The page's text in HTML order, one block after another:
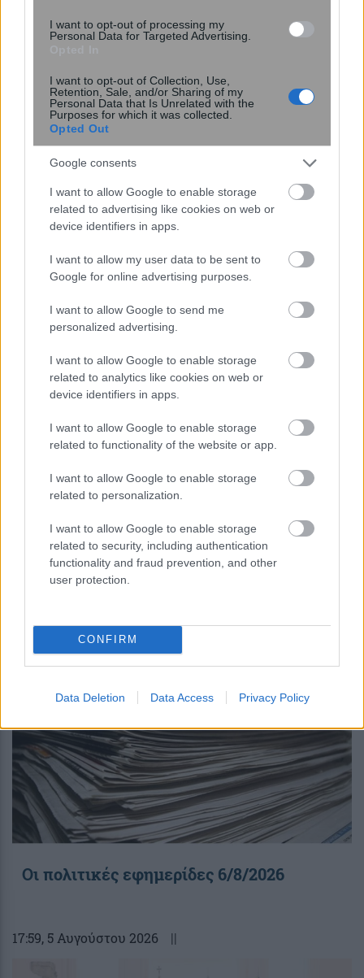
I want to opt-out of processing my
Personal Data for Targeted Advertising.
I want to opt-out of Collection, Use,
Retention, Sale, and/or Sharing of my
Personal Data that Is Unrelated with the
Purposes for which it was collected.
Opted Out
Google consents
I want to allow Google to enable storage
related to advertising like cookies on web or
device identifiers in apps.
I want to allow my user data to be sent to
Google for online advertising purposes.
I want to allow Google to send me
personalized advertising.
I want to allow Google to enable storage
related to analytics like cookies on web or
device identifiers in apps.
I want to allow Google to enable storage
related to functionality of the website or app.
I want to allow Google to enable storage
related to personalization.
I want to allow Google to enable storage
related to security, including authentication
functionality and fraud prevention, and other
user protection.
CONFIRM
Data Deletion Data Access Privacy Policy
Νέος σχεδιασμός καταλύτη βελτιώνει
την παραγωγή αμμωνίας
καταστέλλοντας ανεπιθύμητες
αντιδράσεις
Κουίζ: Πόσο καλά γνωρίζετε την
ελληνική μυθολογία; Μπορείτε να
περισσότερα
08:30 , 6 Αυγούστου 2026
Οι πολιτικές εφημερίδες 6/8/2026
17:59, 5 Αυγούστου 2026 ||